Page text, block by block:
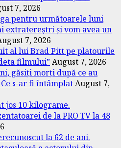
7, 2026
pentru următoarele luni
extratereștri și vom avea un
7, 2026
al lui Brad Pitt pe platourile
filmului”August 7, 2026
găsiți morți după ce au
s-ar fi întâmplatAugust 7,
jos 10 kilograme.
de la PRO TV la 48
la 62 de ani.